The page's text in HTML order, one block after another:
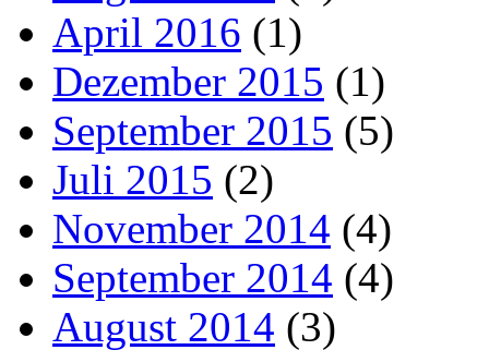
April 2016 (1)
Dezember 2015 (1)
September 2015 (5)
Juli 2015 (2)
November 2014 (4)
September 2014 (4)
August 2014 (3)